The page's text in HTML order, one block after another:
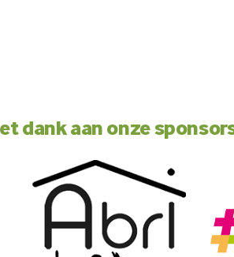
dank aan onze